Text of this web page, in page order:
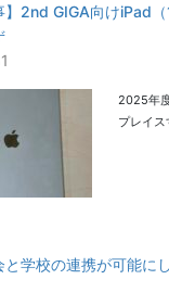
】2nd GIGA向けiPad
2025年
プレイ
と学校の連携が可能